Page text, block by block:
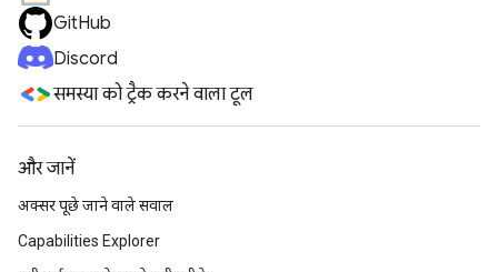
GitHub
Discord
समस्या को ट्रैक करने वाला टूल
और जानें
अक्सर पूछे जाने वाले सवाल
Capabilities Explorer